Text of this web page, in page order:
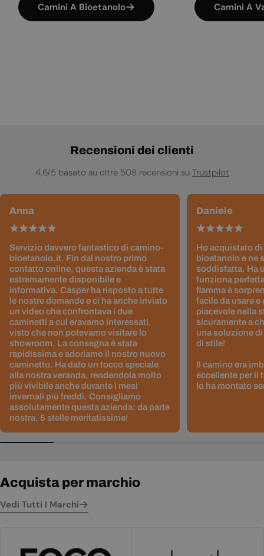
Camini A Bioetanolo Camini A
Recensioni dei clienti
4,6/5 basato su oltre 508 recensioni su Trustpilot
Anna
Servizio davvero fantastico di camino-
bioetanolo.it. Fin dal nostro primo
contatto online, questa azienda è stata
estremamente disponibile e
informativa. Casper ha risposto a tutte
le nostre domande e ci ha anche inviato
un video che confrontava i due
caminetti a cui eravamo interessati,
visto che non potevamo visitare lo
showroom. La consegna è stata
rapidissima e adoriamo il nostro nuovo
caminetto. Ha dato un tocco speciale
alla nostra veranda, rendendola molto
più vivibile anche durante i mesi
invernali più freddi. Consigliamo
assolutamente questa azienda: da parte
nostra, 5 stelle meritatissime!
Daniele
Ho acquistato di
bioetanolo e ne
soddisfatta. Ha
funziona
fiamma è
facile da usare e
piacevole nella
sicuramente a
una soluzione
di stile!
Il camino era
eccellente per il
lo ha montato
Acquista per marchio
Vedi Tutti I Marchi